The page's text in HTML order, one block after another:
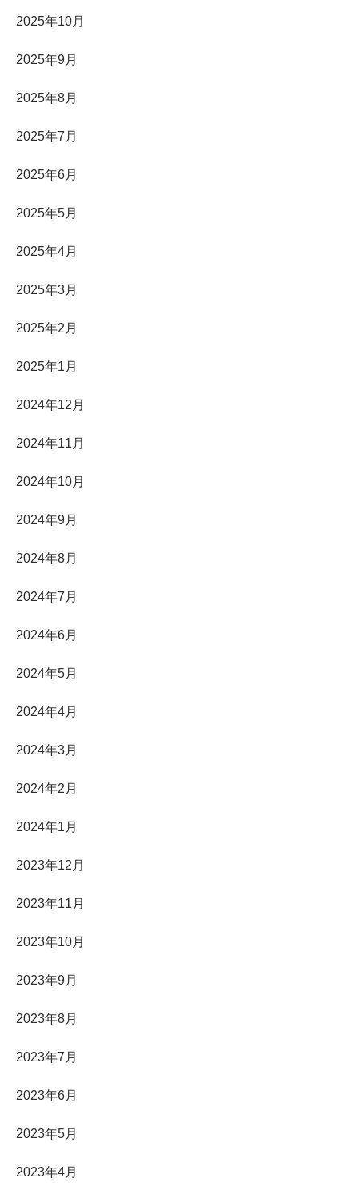
2025年10月
2025年9月
2025年8月
2025年7月
2025年6月
2025年5月
2025年4月
2025年3月
2025年2月
2025年1月
2024年12月
2024年11月
2024年10月
2024年9月
2024年8月
2024年7月
2024年6月
2024年5月
2024年4月
2024年3月
2024年2月
2024年1月
2023年12月
2023年11月
2023年10月
2023年9月
2023年8月
2023年7月
2023年6月
2023年5月
2023年4月